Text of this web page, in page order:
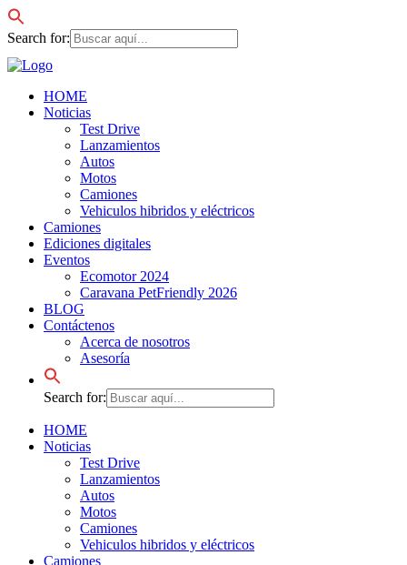
Search for:
HOME
Noticias
Test Drive
Lanzamientos
Autos
Motos
Camiones
Vehiculos hibridos y eléctricos
Camiones
Ediciones digitales
Eventos
Ecomotor 2024
Caravana PetFriendly 2026
BLOG
Contáctenos
Acerca de nosotros
Asesoría
Search for:
HOME
Noticias
Test Drive
Lanzamientos
Autos
Motos
Camiones
Vehiculos hibridos y eléctricos
Camiones